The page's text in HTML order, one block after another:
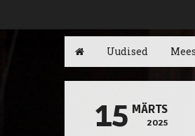
Uudised
15 MÄRTS
2025